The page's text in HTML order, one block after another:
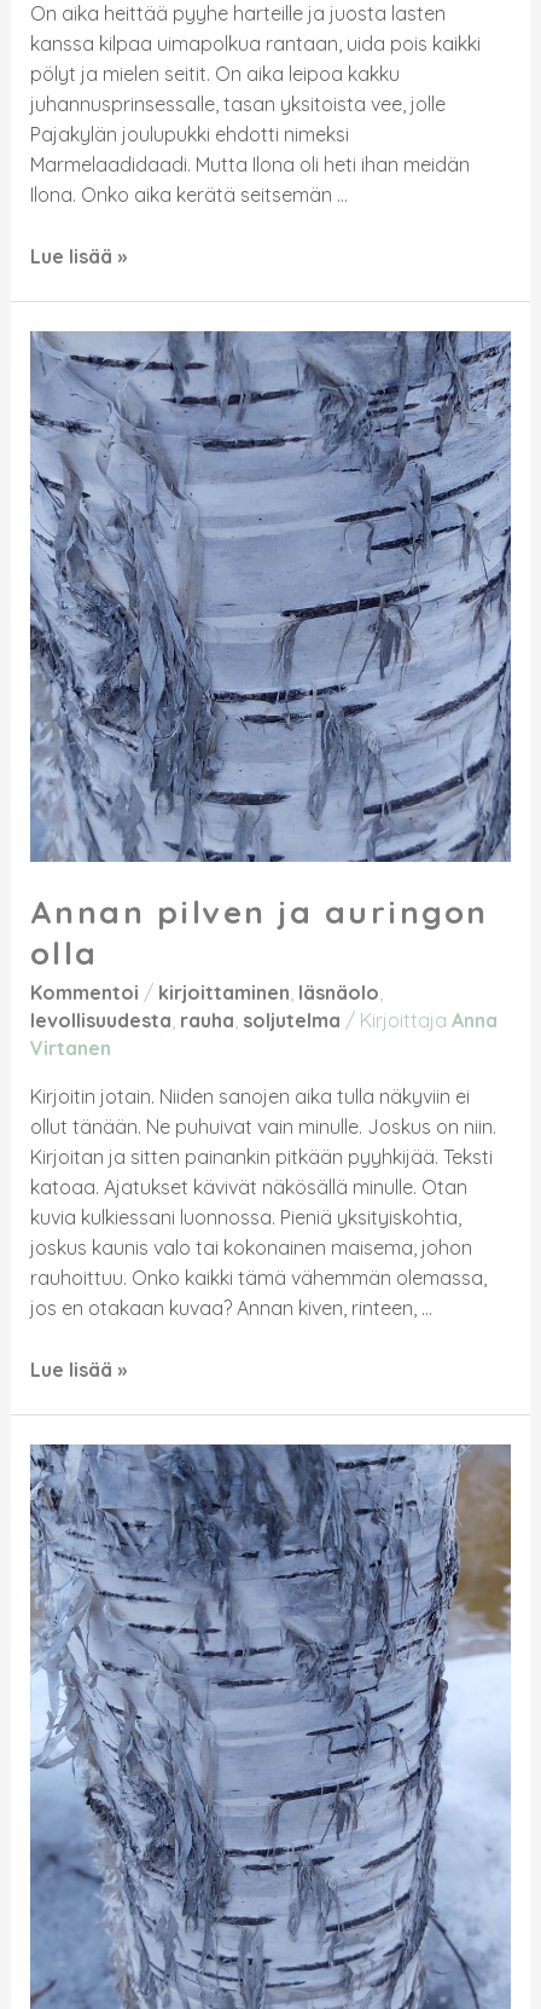
On aika heittää pyyhe harteille ja juosta lasten
kanssa kilpaa uimapolkua rantaan, uida pois kaikki
pölyt ja mielen seitit. On aika leipoa kakku
juhannusprinsessalle, tasan yksitoista vee, jolle
Pajakylän joulupukki ehdotti nimeksi
Marmelaadidaadi. Mutta Ilona oli heti ihan meidän
Ilona. Onko aika kerätä seitsemän …
Lue lisää »
Annan pilven ja auringon
olla
Kommentoi / kirjoittaminen, läsnäolo,
levollisuudesta, rauha, soljutelma / Kirjoittaja Anna
Virtanen
Kirjoitin jotain. Niiden sanojen aika tulla näkyviin ei
ollut tänään. Ne puhuivat vain minulle. Joskus on niin.
Kirjoitan ja sitten painankin pitkään pyyhkijää. Teksti
katoaa. Ajatukset kävivät näkösällä minulle. Otan
kuvia kulkiessani luonnossa. Pieniä yksityiskohtia,
joskus kaunis valo tai kokonainen maisema, johon
rauhoittuu. Onko kaikki tämä vähemmän olemassa,
jos en otakaan kuvaa? Annan kiven, rinteen, …
Lue lisää »